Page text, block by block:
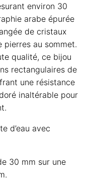
environ 30
arabe épurée
de cristaux
pierres au sommet.
qualité, ce bijou
rectangulaires de
une résistance
inaltérable pour
d’eau avec
30 mm sur une